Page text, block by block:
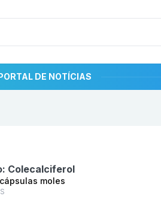
PORTAL DE NOTÍCIAS
Colecalciferol
moles